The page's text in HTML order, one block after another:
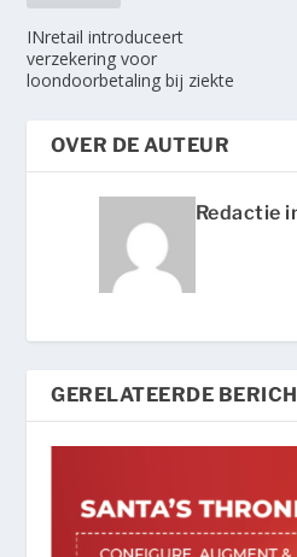
INretail introduceert
verzekering voor
loondoorbetaling bij ziekte
OVER DE AUTEUR
Redactie
GERELATEERDE